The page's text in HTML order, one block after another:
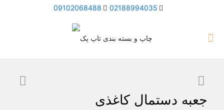
02188994035
09102068488
جعبه دستمال کاغذی